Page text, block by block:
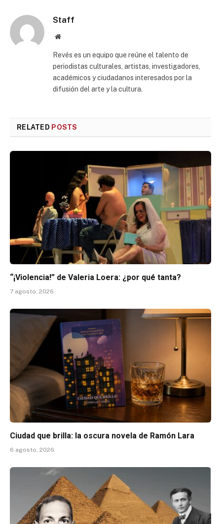
Staff
Website
Revés es un equipo que reúne el talento de
periodistas culturales, artistas, investigadores,
académicos y ciudadanos interesados por la
difusión del arte y la cultura.
RELATED POSTS
“¡Violencia!” de Valeria Loera: ¿por qué tanta?
7 agosto, 2026
Ciudad que brilla: la oscura novela de Ramón Lara
6 agosto, 2026